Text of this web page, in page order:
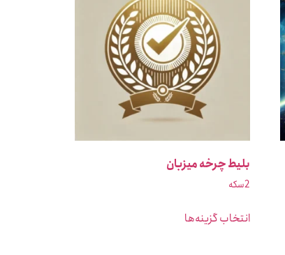
بلیط چرخه میزبان
2سکه
انتخاب گزینه‌ها